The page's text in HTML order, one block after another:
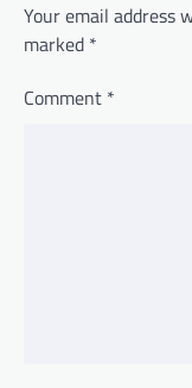
Your email address
marked *
Comment *